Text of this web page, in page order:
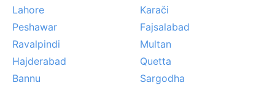
Lahore
Karači
Peshawar
Fajsalabad
Ravalpindi
Multan
Hajderabad
Quetta
Bannu
Sargodha